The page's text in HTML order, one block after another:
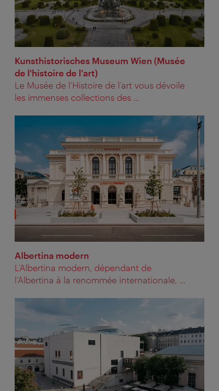
Kunsthistorisches Museum Wien (Musée
de l'histoire de l'art)
Le Musée de l’Histoire de l’art vous dévoile
les immenses collections des ...
Albertina modern
L’Albertina modern, dépendant de
l’Albertina à la renommée internationale, ...